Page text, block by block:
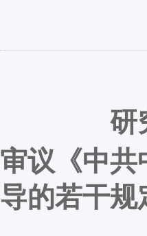
研
审议《中共
导的若干规